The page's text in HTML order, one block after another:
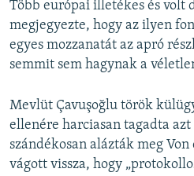
Több európai illetékes és volt
megjegyezte, hogy az ilyen
egyes mozzanatát az apró
semmit sem hagynak a
Mevlüt Çavuşoğlu török
ellenére harciasan tagadta
szándékosan alázták meg
vágott vissza, hogy